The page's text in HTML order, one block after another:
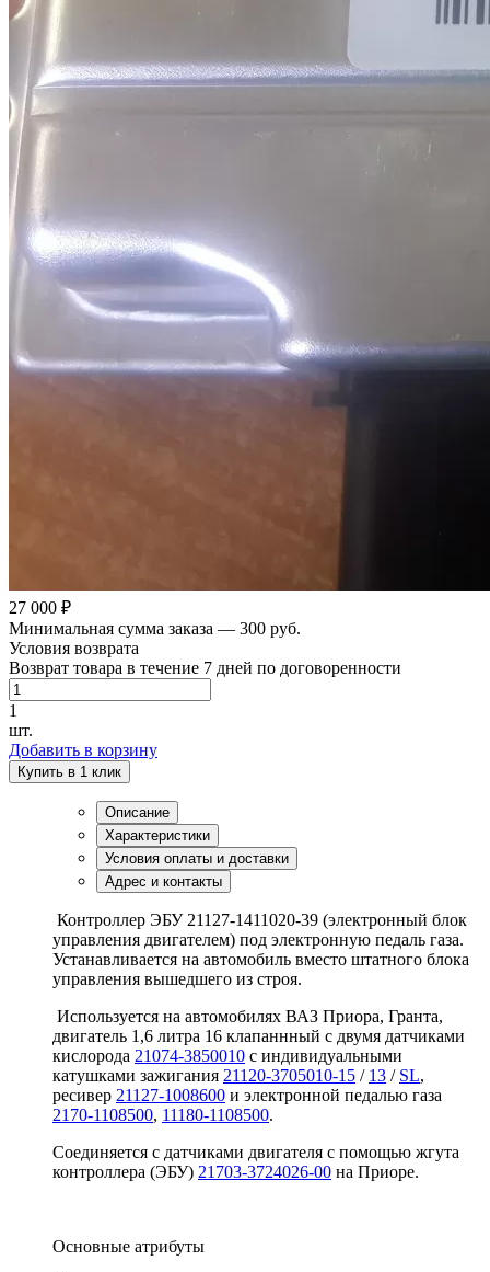
27 000 ₽
Минимальная сумма заказа — 300 руб.
Условия возврата
Возврат товара в течение 7 дней по договоренности
1
шт.
Добавить в корзину
Купить в 1 клик
Описание
Характеристики
Условия оплаты и доставки
Адрес и контакты
Контроллер ЭБУ 21127-1411020-39 (электронный блок
управления двигателем) под электронную педаль газа.
Устанавливается на автомобиль вместо штатного блока
управления вышедшего из строя.
Используется на автомобилях ВАЗ Приора, Гранта,
двигатель 1,6 литра 16 клапаннный с двумя датчиками
кислорода 21074-3850010 с индивидуальными
катушками зажигания 21120-3705010-15 / 13 / SL,
ресивер 21127-1008600 и электронной педалью газа
2170-1108500, 11180-1108500.
Соединяется с датчиками двигателя с помощью жгута
контроллера (ЭБУ) 21703-3724026-00 на Приоре.
Основные атрибуты